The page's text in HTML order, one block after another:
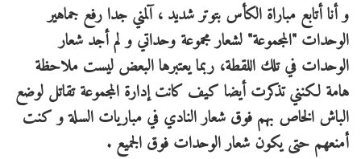
و أنا أتابع مباراة الكأس بتوتر شديد ، آلمني جدا رفع جماهير
الوحدات "المجموعة" لشعار مجموعة وحداتي و لم أجد شعار
الوحدات في تلك اللقطة، ربما يعتبرها البعض ليست ملاحظة
هامة لكنني تذكرت أيضا كيف كانت إدارة المجموعة تقاتل لوضع
الباش الخاص بهم فوق شعار النادي في مباريات السلة و كنت
أمنعهم حتى يكون شعار الوحدات فوق الجميع .